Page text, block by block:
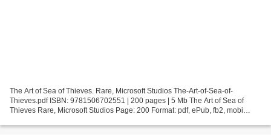
The Art of Sea of Thieves. Rare, Microsoft Studios The-Art-of-Sea-of-
Thieves.pdf ISBN: 9781506702551 | 200 pages | 5 Mb The Art of Sea of
Thieves Rare, Microsoft Studios Page: 200 Format: pdf, ePub, fb2, mobi